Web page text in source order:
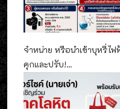
จำหน่าย หรือนำเข้าบุหรี่ไ
คุกและปรับ!...